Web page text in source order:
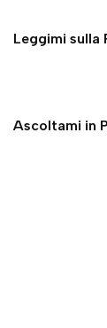
Leggimi sulla
Ascoltami in